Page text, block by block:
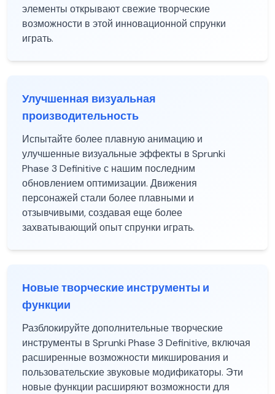
элементы открывают свежие творческие
возможности в этой инновационной спрунки
играть.
Улучшенная визуальная
производительность
Испытайте более плавную анимацию и
улучшенные визуальные эффекты в Sprunki
Phase 3 Definitive с нашим последним
обновлением оптимизации. Движения
персонажей стали более плавными и
отзывчивыми, создавая еще более
захватывающий опыт спрунки играть.
Новые творческие инструменты и
функции
Разблокируйте дополнительные творческие
инструменты в Sprunki Phase 3 Definitive, включая
расширенные возможности микширования и
пользовательские звуковые модификаторы. Эти
новые функции расширяют возможности для